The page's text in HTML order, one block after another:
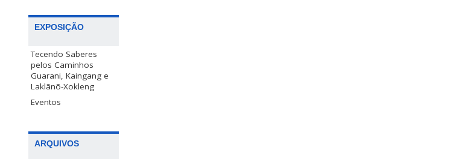
EXPOSIÇÃO
Tecendo Saberes
pelos Caminhos
Guarani, Kaingang e
Laklãnõ-Xokleng
Eventos
ARQUIVOS